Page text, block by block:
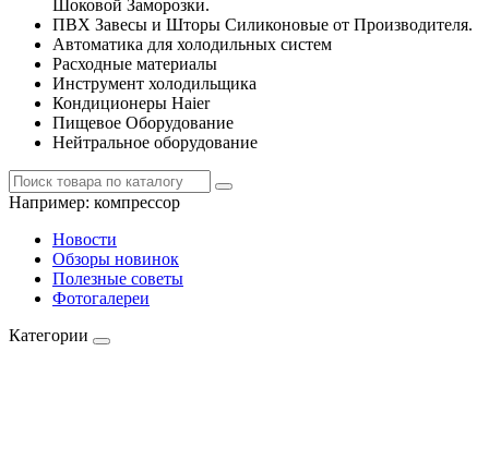
Шоковой Заморозки.
ПВХ Завесы и Шторы Силиконовые от Производителя.
Автоматика для холодильных систем
Расходные материалы
Инструмент холодильщика
Кондиционеры Haier
Пищевое Оборудование
Нейтральное оборудование
Например: компрессор
Новости
Обзоры новинок
Полезные советы
Фотогалереи
Категории